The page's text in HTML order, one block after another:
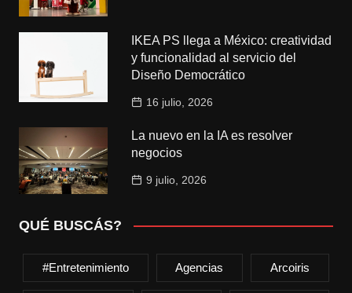
IKEA PS llega a México: creatividad
y funcionalidad al servicio del
Diseño Democrático
16 julio, 2026
La nuevo en la IA es resolver
negocios
9 julio, 2026
QUÉ BUSCÁS?
#entretenimiento Agencias Arcoiris